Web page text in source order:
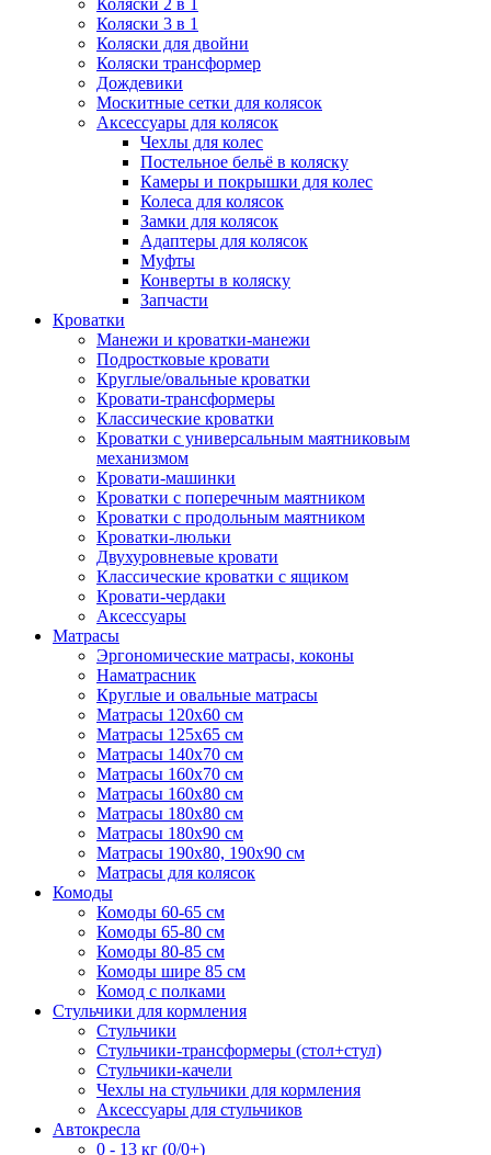
Коляски 2 в 1
Коляски 3 в 1
Коляски для двойни
Коляски трансформер
Дождевики
Москитные сетки для колясок
Аксессуары для колясок
Чехлы для колес
Постельное бельё в коляску
Камеры и покрышки для колес
Колеса для колясок
Замки для колясок
Адаптеры для колясок
Муфты
Конверты в коляску
Запчасти
Кроватки
Манежи и кроватки-манежи
Подростковые кровати
Круглые/овальные кроватки
Кровати-трансформеры
Классические кроватки
Кроватки с универсальным маятниковым
механизмом
Кровати-машинки
Кроватки с поперечным маятником
Кроватки с продольным маятником
Кроватки-люльки
Двухуровневые кровати
Классические кроватки с ящиком
Кровати-чердаки
Аксессуары
Матрасы
Эргономические матрасы, коконы
Наматрасник
Круглые и овальные матрасы
Матрасы 120х60 см
Матрасы 125х65 см
Матрасы 140х70 см
Матрасы 160х70 см
Матрасы 160х80 см
Матрасы 180х80 см
Матрасы 180х90 см
Матрасы 190х80, 190х90 см
Матрасы для колясок
Комоды
Комоды 60-65 см
Комоды 65-80 см
Комоды 80-85 см
Комоды шире 85 см
Комод с полками
Стульчики для кормления
Стульчики
Стульчики-трансформеры (стол+стул)
Стульчики-качели
Чехлы на стульчики для кормления
Аксессуары для стульчиков
Автокресла
0 - 13 кг (0/0+)